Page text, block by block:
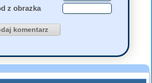
z obrazka